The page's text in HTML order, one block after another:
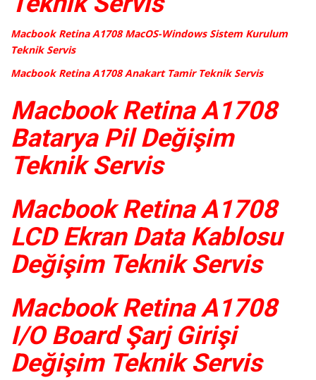
Macbook Retina A1708 MacOS-Windows Sistem Kurulum
Teknik Servis
Macbook Retina A1708 Anakart Tamir Teknik Servis
Macbook Retina A1708
Batarya Pil Değişim
Teknik Servis
Macbook Retina A1708
LCD Ekran Data Kablosu
Değişim Teknik Servis
Macbook Retina A1708
I/O Board Şarj Girişi
Değişim Teknik Servis